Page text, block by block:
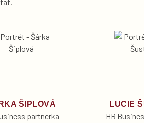
ŠIPLOVÁ
partnerka
LUCIE
HR